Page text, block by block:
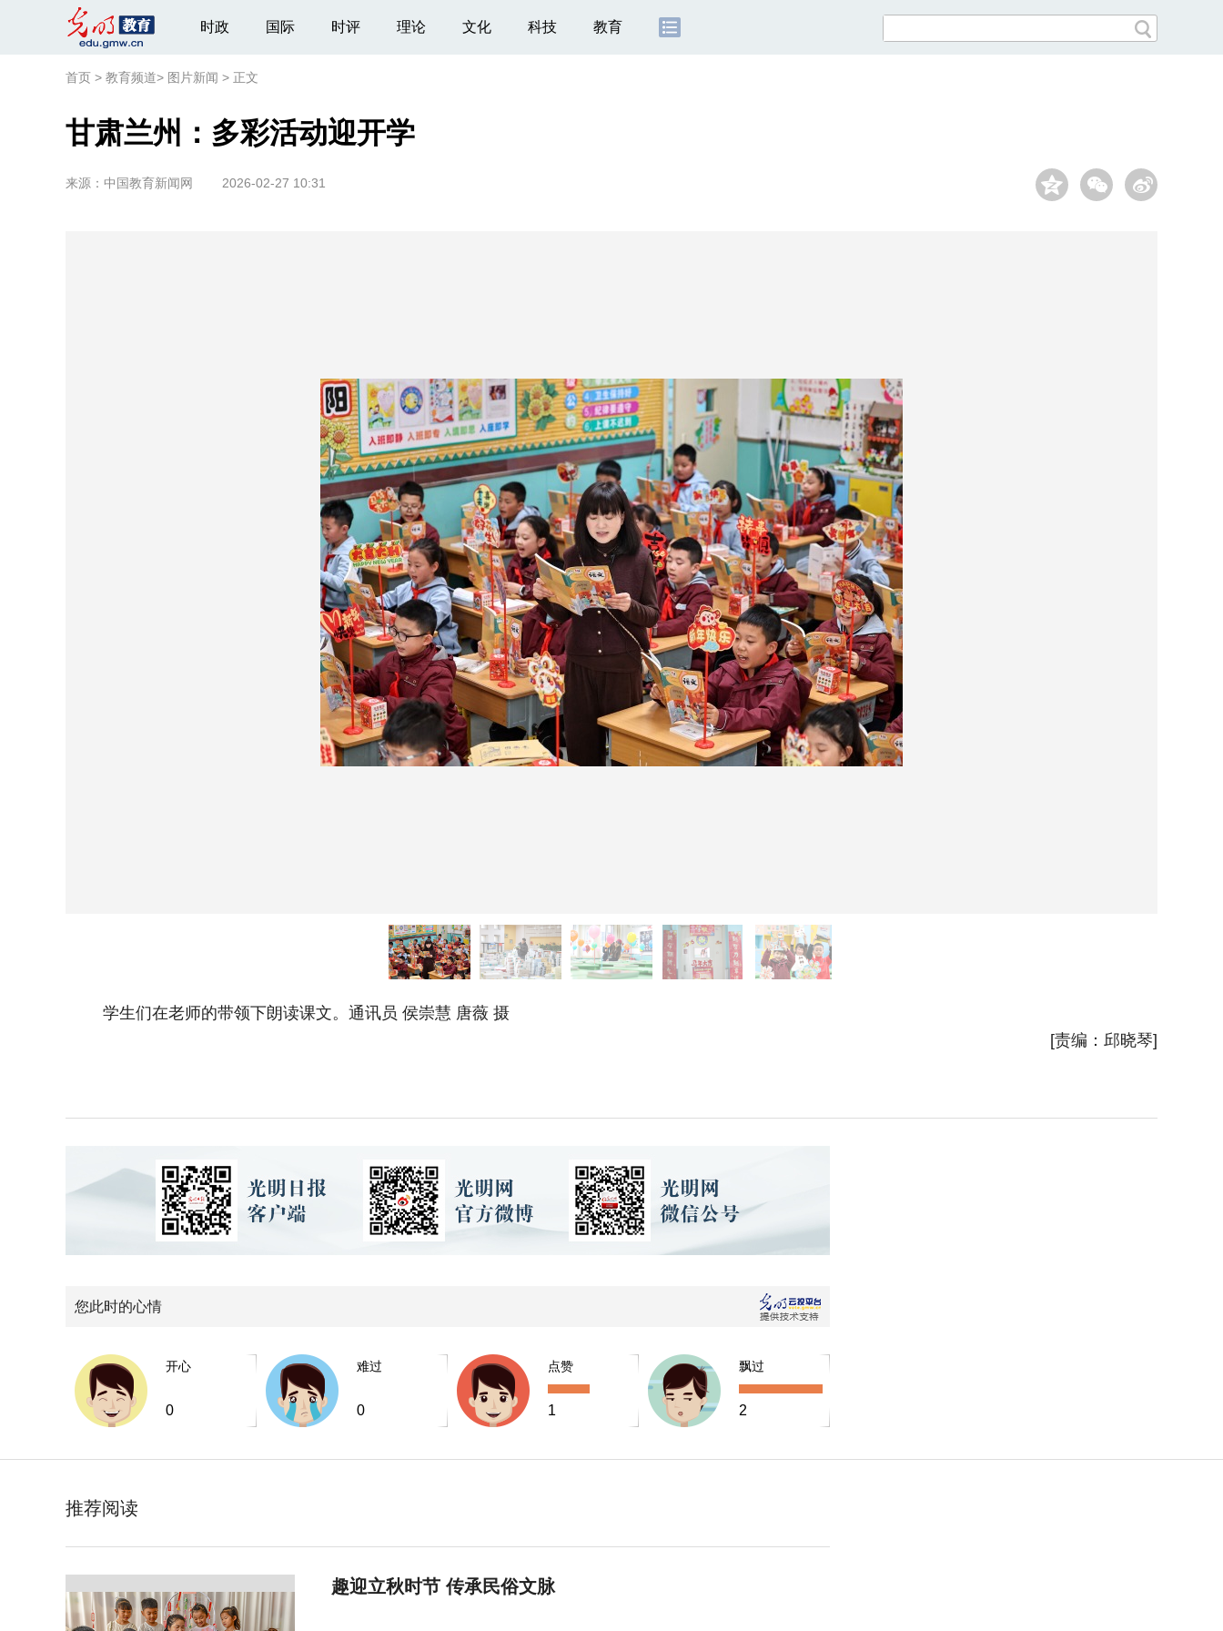
时政 国际 时评 理论 文化 科技 教育
首页 > 教育频道> 图片新闻 > 正文
甘肃兰州：多彩活动迎开学
来源： 中国教育新闻网 2026-02-27 10:31
学生们在老师的带领下朗读课文。通讯员 侯崇慧 唐薇 摄
[责编：邱晓琴]
您此时的心情
开心
0
难过
0
点赞
1
飘过
2
推荐阅读
趣迎立秋时节 传承民俗文脉